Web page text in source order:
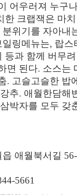
어우러져 누구
한 크랩잭은 마
위기를 자아내
링메뉴는, 랍
등과 함께 버무
면 된다. 소스는
. 고슬고슬한 밥
추. 애월한담해
박자를 모두 갖
애월북서길
5661